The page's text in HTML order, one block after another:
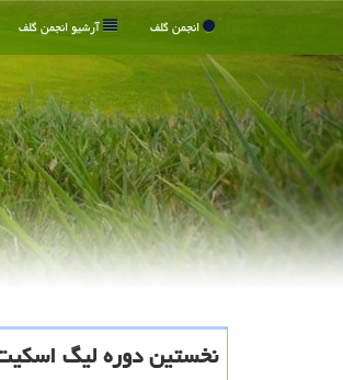
انجمن گلف آرشیو انجمن گلف
نخستین دوره لیگ